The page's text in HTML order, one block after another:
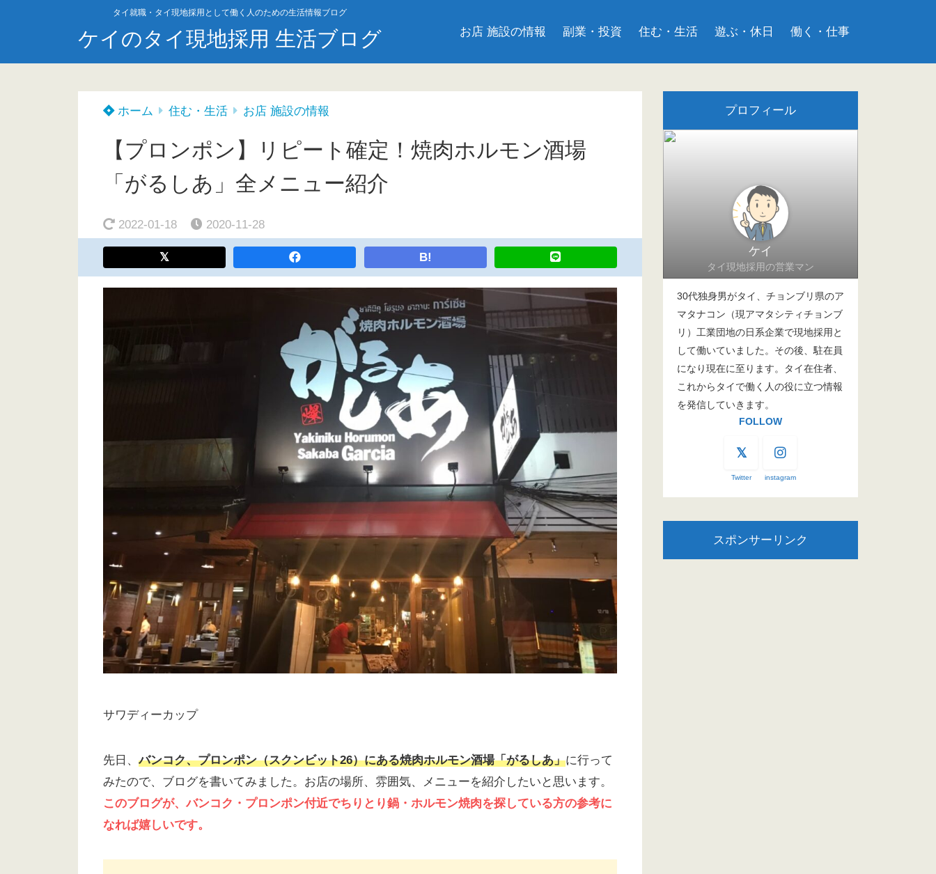
タイ就職・タイ現地採用として働く人のための生活情報ブログ
ケイのタイ現地採用 生活ブログ お店 施設の情報 副業・投資 住む・生活 遊ぶ・休日 働く・仕事
ホーム 住む・生活 お店 施設の情報
【プロンポン】リピート確定！焼肉ホルモン酒場
「がるしあ」全メニュー紹介
2022-01-18 2020-11-28
B!
サワディーカップ
先日、バンコク、プロンポン（スクンビット26）にある焼肉ホルモン酒場「がるしあ」に行って
みたので、ブログを書いてみました。お店の場所、雰囲気、メニューを紹介したいと思います。
このブログが、バンコク・プロンポン付近でちりとり鍋・ホルモン焼肉を探している方の参考に
なれば嬉しいです。
プロフィール
ケイ
タイ現地採用の営業マン
30代独身男がタイ、チョンブリ県のア
マタナコン（現アマタシティチョンブ
リ）工業団地の日系企業で現地採用と
して働いていました。その後、駐在員
になり現在に至ります。タイ在住者、
これからタイで働く人の役に立つ情報
を発信していきます。
FOLLOW
Twitter instagram
スポンサーリンク